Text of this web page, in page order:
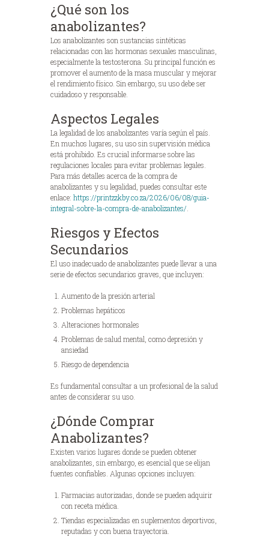
¿Qué son los
anabolizantes?
Los anabolizantes son sustancias sintéticas
relacionadas con las hormonas sexuales masculinas,
especialmente la testosterona. Su principal función es
promover el aumento de la masa muscular y mejorar
el rendimiento físico. Sin embargo, su uso debe ser
cuidadoso y responsable.
Aspectos Legales
La legalidad de los anabolizantes varía según el país.
En muchos lugares, su uso sin supervisión médica
está prohibido. Es crucial informarse sobre las
regulaciones locales para evitar problemas legales.
Para más detalles acerca de la compra de
anabolizantes y su legalidad, puedes consultar este
enlace: https://printzzkby.co.za/2026/06/08/guia-
integral-sobre-la-compra-de-anabolizantes/
Riesgos y Efectos
Secundarios
El uso inadecuado de anabolizantes puede llevar a una
serie de efectos secundarios graves, que incluyen:
Aumento de la presión arterial
Problemas hepáticos
Alteraciones hormonales
Problemas de salud mental, como depresión y
ansiedad
Riesgo de dependencia
Es fundamental consultar a un profesional de la salud
antes de considerar su uso.
¿Dónde Comprar
Anabolizantes?
Existen varios lugares donde se pueden obtener
anabolizantes, sin embargo, es esencial que se elijan
fuentes confiables. Algunas opciones incluyen:
Farmacias autorizadas, donde se pueden adquirir
con receta médica.
Tiendas especializadas en suplementos deportivos,
reputadas y con buena trayectoria.